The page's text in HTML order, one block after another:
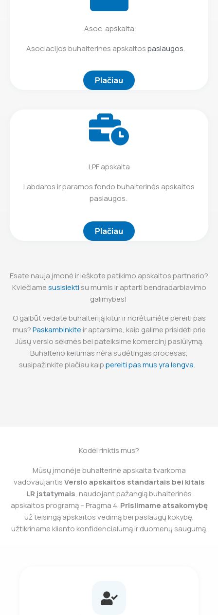
Asoc. apskaita
Asociacijos buhalterinės apskaitospaslaugos.
Plačiau
LPF apskaita
Labdaros ir paramos fondo buhalterinės apskaitos
paslaugos.
Plačiau
Esate nauja įmonė ir ieškote patikimo apskaitos partnerio?
Kviečiamesusisiekti su mumis ir aptarti bendradarbiavimo
galimybes!
O galbūt vedate buhalteriją kitur ir norėtumėte pereiti pas
mus?Paskambinkite ir aptarsime, kaip galime prisidėti prie
Jūsų verslo sėkmės bei pateiksime komercinį pasiūlymą.
Buhalterio keitimas nėra sudėtingas procesas,
susipažinkite plačiau kaippereiti pas mus yra lengva.
Kodėl rinktis mus?
Mūsų įmonėje buhalterinė apskaita tvarkoma
vadovaujantisVerslo apskaitos standartais bei kitais
LR įstatymais, naudojant pažangią buhalterinės
apskaitos programą – Pragma 4. Prisiimame atsakomybę
už teisingą apskaitos vedimą bei paslaugų kokybę,
užtikriname kliento konfidencialumą ir duomenų saugumą.